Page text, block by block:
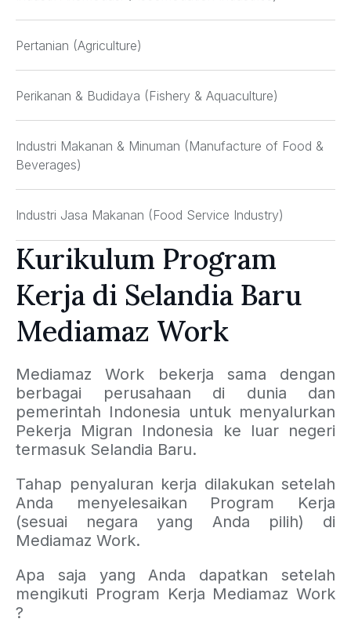
Pertanian (Agriculture)
Perikanan & Budidaya (Fishery & Aquaculture)
Industri Makanan & Minuman (Manufacture of Food &
Beverages)
Industri Jasa Makanan (Food Service Industry)
Kurikulum Program
Kerja di Selandia Baru
Mediamaz Work
Mediamaz Work bekerja sama dengan
berbagai perusahaan di dunia dan
pemerintah Indonesia untuk menyalurkan
Pekerja Migran Indonesia ke luar negeri
termasuk Selandia Baru.
Tahap penyaluran kerja dilakukan setelah
Anda menyelesaikan Program Kerja
(sesuai negara yang Anda pilih) di
Mediamaz Work.
Apa saja yang Anda dapatkan setelah
mengikuti Program Kerja Mediamaz Work
?